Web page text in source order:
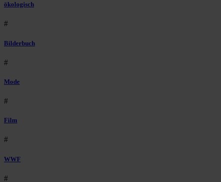
ökologisch
#
Bilderbuch
#
Mode
#
Film
#
WWF
#